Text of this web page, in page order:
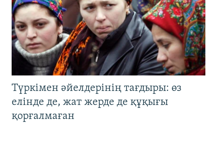
Түркімен әйелдерінің тағдыры: өз
елінде де, жат жерде де құқығы
қорғалмаған